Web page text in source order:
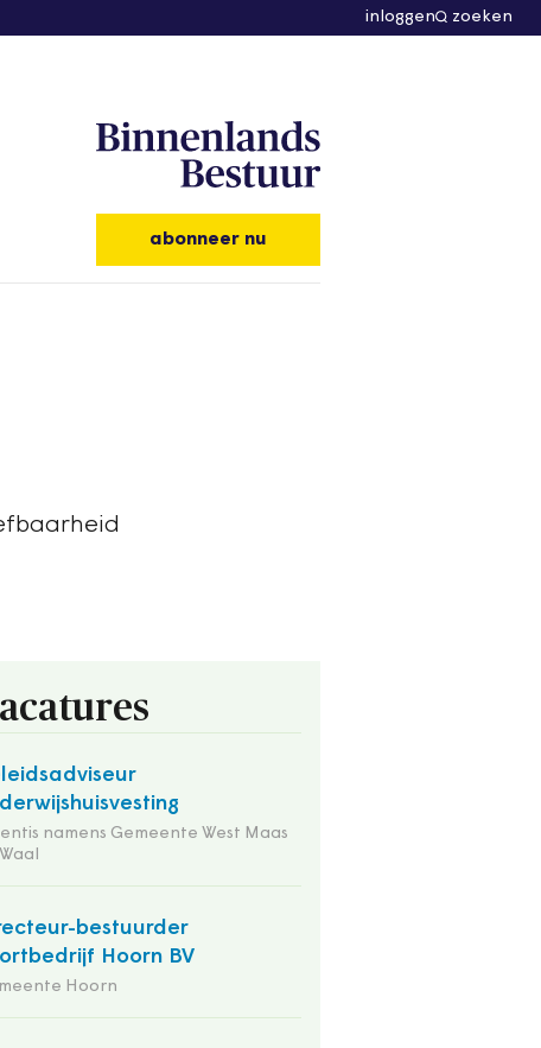
inloggen zoeken
abonneer nu
namens Gemeente West Maas
bestuurder
Hoorn BV
Hoorn